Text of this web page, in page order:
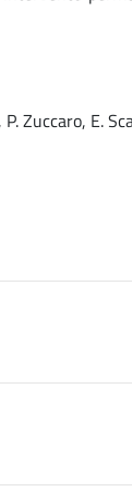
Zuccaro, E.